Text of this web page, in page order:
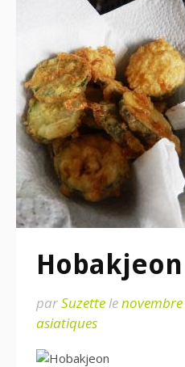
Hobakjeon
parSuzettelenovembre
asiatiques